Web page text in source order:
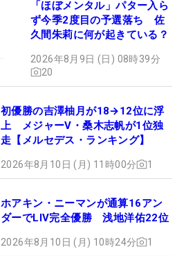
「ほぼメンタル」パター入ら
ず今季2度目の予選落ち 佐
久間朱莉に何が起きている？
2026年8月9日 (日) 08時39分
20
初優勝の吉澤柚月が18→12位に浮
上 メジャーV・桑木志帆が1位独
走【メルセデス・ランキング】
2026年8月10日 (月) 11時00分 1
ホアキン・ニーマンが通算16アン
ダーでLIV完全優勝 浅地洋佑22位
2026年8月10日 (月) 10時24分 1